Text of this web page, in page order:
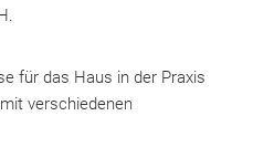
für das Haus in der Praxis
verschiedenen